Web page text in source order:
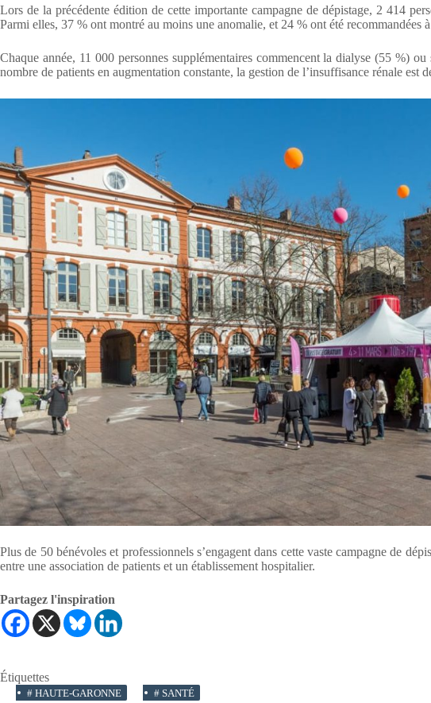
Lors de la précédente édition de cette importante campagne de dépistage, 2 414
Parmi elles, 37 % ont montré au moins une anomalie, et 24 % ont été recommandées
Chaque année, 11 000 personnes supplémentaires commencent la dialyse (55 %)
nombre de patients en augmentation constante, la gestion de l’insuffisance rénale est
Plus de 50 bénévoles et professionnels s’engagent dans cette vaste campagne de
entre une association de patients et un établissement hospitalier.
Partagez l'inspiration
Étiquettes
# HAUTE-GARONNE # SANTÉ